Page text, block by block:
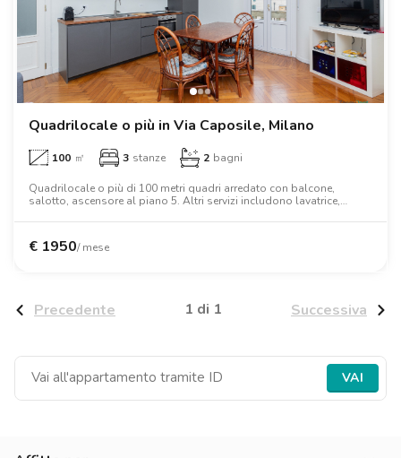
Quadrilocale o più in Via Caposile, Milano
100 ㎡ 3 stanze 2 bagni
Quadrilocale o più di 100 metri quadri arredato con balcone,
salotto, ascensore al piano 5. Altri servizi includono lavatrice,
€ 1950/ mese
Precedente 1 di 1 Successiva
VAI